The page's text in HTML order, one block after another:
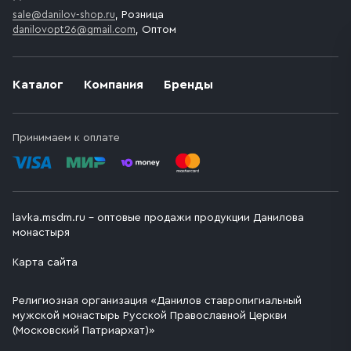
Каталог Компания Бренды
Принимаем к оплате
sale@danilov-shop.ru, Розница
danilovopt26@gmail.com, Оптом
lavka.msdm.ru – оптовые продажи продукции Данилова
монастыря
Карта сайта
Религиозная организация «Данилов ставропигиальный
мужской монастырь Русской Православной Церкви
(Московский Патриархат)»